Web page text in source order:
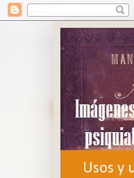
Usos y